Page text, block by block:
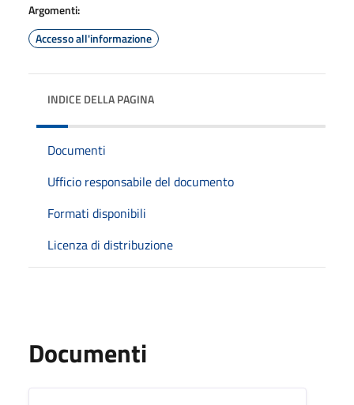
Argomenti:
Accesso all'informazione
INDICE DELLA PAGINA
Documenti
Ufficio responsabile del documento
Formati disponibili
Licenza di distribuzione
Documenti